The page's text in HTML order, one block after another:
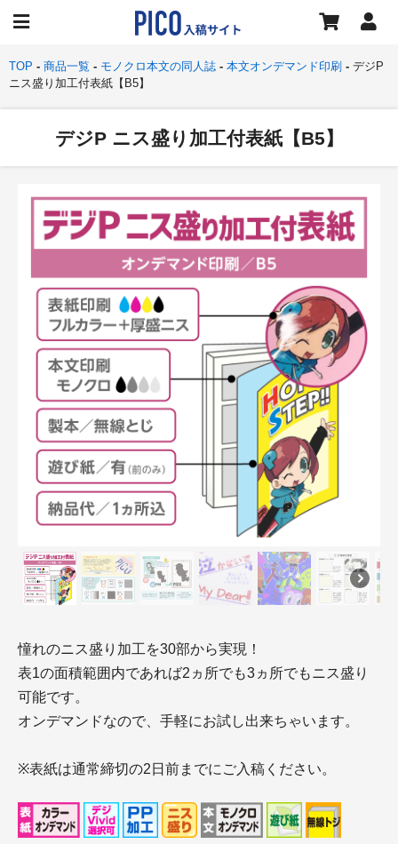
TOP 商品一覧 モノクロ本文の同人誌 本文オンデマンド印刷
デジP
ニス盛り加工付表紙【B5】
デジP ニス盛り加工付表紙【B5】
憧れのニス盛り加工を30部から実現！
表1の面積範囲内であれば2ヵ所でも3ヵ所でもニス盛り
可能です。
オンデマンドなので、手軽にお試し出来ちゃいます。
※表紙は通常締切の2日前までにご入稿ください。